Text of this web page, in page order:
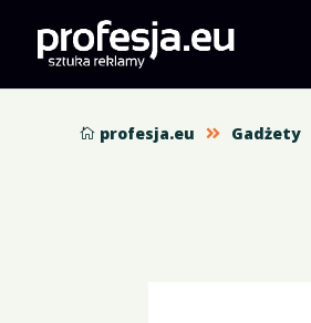
 profesja.eu  Gadżety